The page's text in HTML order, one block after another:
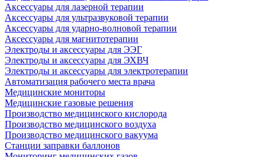
Аксессуары для лазерной терапии
Аксессуары для ультразвуковой терапии
Аксессуары для ударно-волновой терапии
Аксессуары для магнитотерапии
Электроды и аксессуары для ЭЭГ
Электроды и аксессуары для ЭХВЧ
Электроды и аксессуары для электротерапии
Автоматизация рабочего места врача
Медицинские мониторы
Медицинские газовые решения
Производство медицинского кислорода
Производство медицинского воздуха
Производство медицинского вакуума
Станции заправки баллонов